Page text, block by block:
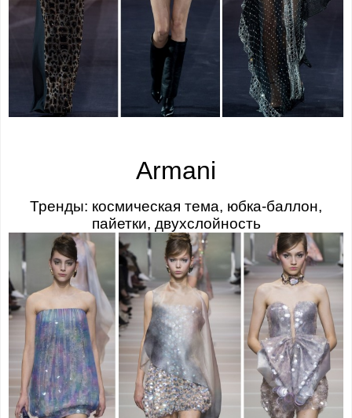
Armani
Тренды: космическая тема, юбка-баллон,
пайетки, двухслойность